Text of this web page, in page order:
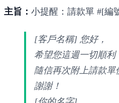
主旨： 小提醒：請款單 #[編
[客戶名稱] 您好，
希望您這週一切順
隨信再次附上請款單
謝謝！